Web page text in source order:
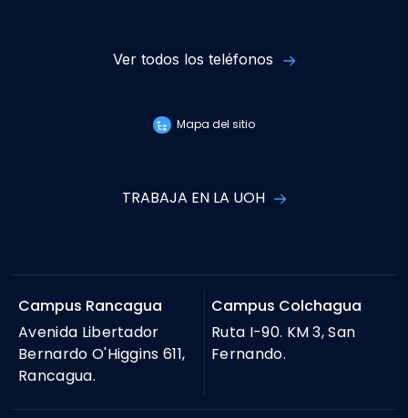
Ver todos los teléfonos
Mapa del sitio
TRABAJA EN LA UOH
Campus Rancagua
Avenida Libertador
Bernardo O'Higgins 611,
Rancagua.
Campus Colchagua
Ruta I-90. KM 3, San
Fernando.